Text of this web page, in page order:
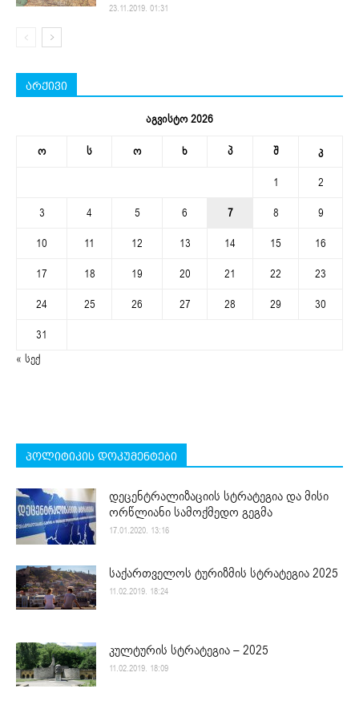
23.11.2019. 01:31
არქივი
აგვისტო 2026
ო ს ო ხ პ შ კ
1
2
3
4 5 6 7 8
9
10
11 12 13 14 15
16
17
18 19 20 21 22
23
24
25 26 27 28 29
30
31
« სექ
პოლიტიკის დოკუმენტები
დეცენტრალიზაციის სტრატეგია და მისი
ორწლიანი სამოქმედო გეგმა
17.01.2020. 13:16
საქართველოს ტურიზმის სტრატეგია 2025
11.02.2019. 18:24
კულტურის სტრატეგია – 2025
11.02.2019. 18:09